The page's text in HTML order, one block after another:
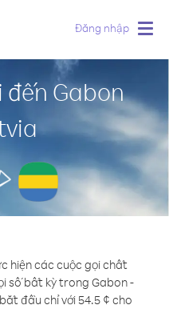
Đăng nhập
Gabon
hiện các cuộc gọi chất
số bất kỳ trong Gabon -
đầu chỉ với 54.5 ¢ cho